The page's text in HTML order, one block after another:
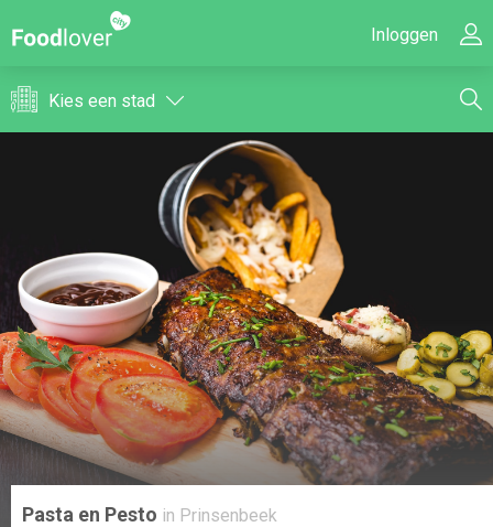
Inloggen
Kies een stad
Pasta en Pesto in Prinsenbeek